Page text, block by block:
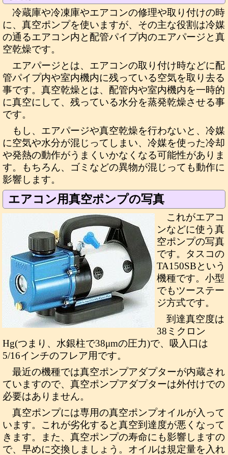
冷蔵庫や冷凍庫やエアコンの修理や取り付けの時
に、真空ポンプを使いますが、その主な役割は冷媒
の通るエアコン内と配管パイプ内のエアパージと真
空乾燥です。
エアパージとは、エアコンの取り付け時などに配
管パイプ内や室内機内に残っている空気を取り去る
事です。真空乾燥とは、配管内や室内機内を一時的
に真空にして、残っている水分を蒸発乾燥させる事
です。
もし、エアパージや真空乾燥を行わないと、冷媒
に空気や水分が混じってしまい、冷媒を使った冷却
や発熱の動作がうまくいかなくなる可能性がありま
す。もちろん、ゴミなどの異物が混じっても動作に
影響します。
エアコン用真空ポンプの写真
これがエアコ
ンなどに使う真
空ポンプの写真
です。タスコの
TA150SBという
機種です。小型
でもツーステー
ジ方式です。
到達真空度は
38ミクロン
Hg(つまり、水銀柱で38μmの圧力)で、吸入口は
5/16インチのフレア用です。
最近の機種では真空ポンプアダプターが内蔵され
ていますので、真空ポンプアダプターは外付けでの
必要はありません。
真空ポンプには専用の真空ポンプオイルが入って
います。これが劣化すると真空到達度が悪くなって
きます。また、真空ポンプの寿命にも影響しますの
で、早めに交換しましょう。オイルは規定量を入れ